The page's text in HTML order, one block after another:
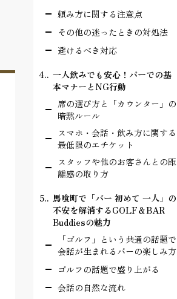
頼み方に関する注意点
その他の迷ったときの対処法
避けるべき対応
4. 一人飲みでも安心！バーでの基
本マナーとNG行動
席の選び方と「カウンター」の
暗黙ルール
スマホ・会話・飲み方に関する
最低限のエチケット
スタッフや他のお客さんとの距
離感の取り方
5. 馬喰町で「バー 初めて 一人」の
不安を解消するGOLF＆BAR
Buddiesの魅力
「ゴルフ」という共通の話題で
会話が生まれるバーの楽しみ方
ゴルフの話題で盛り上がる
会話の自然な流れ